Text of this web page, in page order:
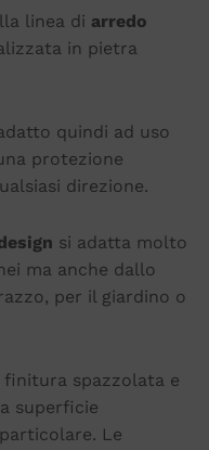
linea di arredo
in pietra
quindi ad uso
protezione
direzione.
si adatta molto
ma anche dallo
per il giardino o
spazzolata e
superficie
Le